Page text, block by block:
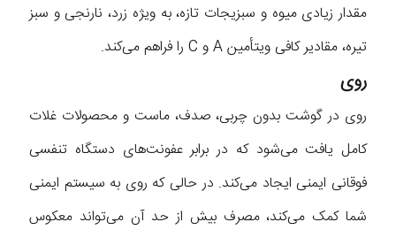
مقدار زیادی میوه و سبزیجات تازه، به ویژه زرد، نارنجی و سبز
تیره، مقادیر کافی ویتأمین A و C را فراهم می‌کند.
روی
روی در گوشت بدون چربی، صدف، ماست و محصولات غلات
کامل یافت می‌شود که در برابر عفونت‌های دستگاه تنفسی
فوقانی ایمنی ایجاد می‌کند. در حالی که روی به سیستم ایمنی
شما کمک می‌کند، مصرف بیش از حد آن می‌تواند معکوس